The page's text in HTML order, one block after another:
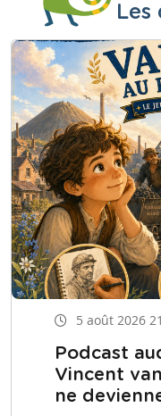
Les
5 août 2026
Podcast
Vincent
ne